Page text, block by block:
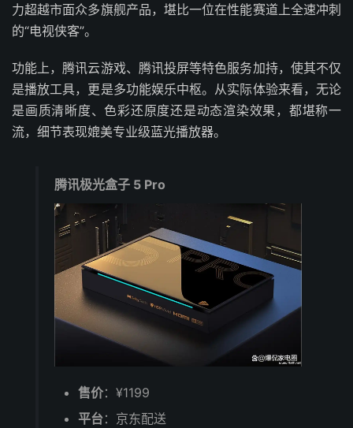
力超越市面众多旗舰产品，堪比一位在性能赛道上全速冲刺
的“电视侠客”。
功能上，腾讯云游戏、腾讯投屏等特色服务加持，使其不仅
是播放工具，更是多功能娱乐中枢。从实际体验来看，无论
是画质清晰度、色彩还原度还是动态渲染效果，都堪称一
流，细节表现媲美专业级蓝光播放器。
腾讯极光盒子 5 Pro
售价：¥1199
平台：京东配送